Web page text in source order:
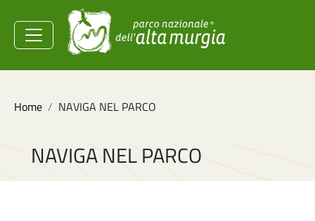
Salta al contenuto principale
della Sicurezza
Energetica
Home
NAVIGA NEL PARCO
NAVIGA NEL PARCO